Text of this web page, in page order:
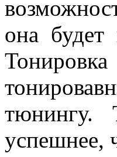
она будет
тюнингу.